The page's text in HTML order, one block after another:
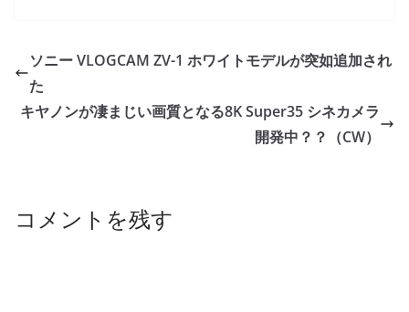
ソニー VLOGCAM ZV-1 ホワイトモデルが突如追加され
た
キヤノンが凄まじい画質となる8K Super35 シネカメラ
開発中？？（CW）
コメントを残す